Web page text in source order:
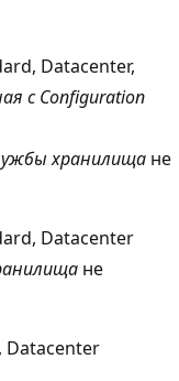
Datacenter,
с Configuration
хранилища не
Datacenter
не
Datacenter